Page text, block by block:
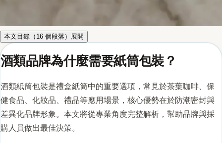
本文目錄（ 16 個段落） 展開
酒類品牌為什麼需要紙筒包裝？
酒類紙筒包裝是禮盒紙筒中的重要選項，常見於茶葉咖啡、保
健食品、化妝品、禮品等應用場景，核心優勢在於防潮密封與
差異化品牌形象。本文將從專業角度完整解析，幫助品牌與採
購人員做出最佳決策。